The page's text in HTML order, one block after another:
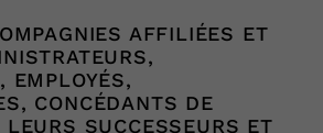
AFFILIÉES ET
EMPLOYÉS,
CONCÉDANTS DE
LEURS SUCCESSEURS ET